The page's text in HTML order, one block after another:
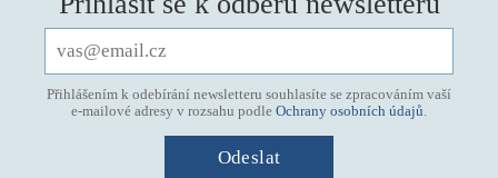
Přihlášením k odebírání newsletteru souhlasíte se zpracováním vaší
e-mailové adresy v rozsahu podle Ochrany osobních údajů.